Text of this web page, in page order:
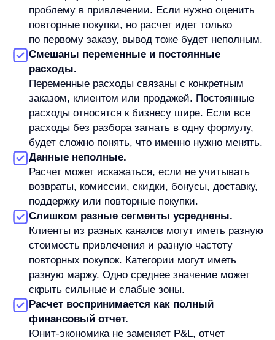
финансовый расчет.
Если расчет показывает проблему на уровне
клиента или заказа, следующий шаг —
локализовать источник: привлечение слишком
дорогое, средний чек низкий, маржа категории
слабая, пользователи не доходят до покупки,
повторные заказы редкие или расходы учтены
Частые вопросы о юнит-экономике
Чем юнит-экономика отличается от P&L
и cash flow?
P&L показывает доходы и расходы бизнеса
за период. Cash flow показывает движение
денег. Юнит-экономика смотрит на выбранную
единицу: клиента, заказ, подписку, продажу или
другой юнит. Это разные уровни анализа.
Юнит-экономика помогает понять механику
одного юнита, но не заменяет финансовую
отчетность.
Чем юнит-экономика отличается от ROI
и ROMI?
ROI и ROMI отвечают на вопрос
об окупаемости инвестиций или маркетинговых
вложений. Юнит-экономика отвечает на другой